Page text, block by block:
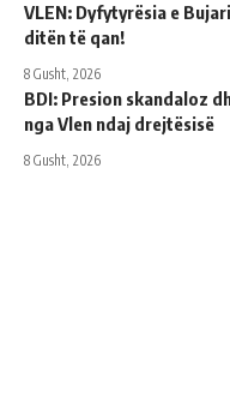
VLEN: Dyfytyrësia e
ditën të qan!
8 Gusht, 2026
BDI: Presion skandaloz
nga Vlen ndaj drejtësisë
8 Gusht, 2026